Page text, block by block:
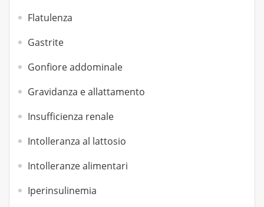
Flatulenza
Gastrite
Gonfiore addominale
Gravidanza e allattamento
Insufficienza renale
Intolleranza al lattosio
Intolleranze alimentari
Iperinsulinemia